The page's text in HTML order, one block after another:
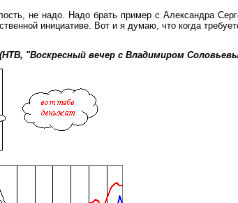
не надо. Надо брать пример с Александра
инициативе. Вот и я думаю, что когда
(НТВ, "Воскресный вечер с Владимиром